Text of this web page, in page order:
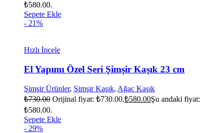
₺580.00.
Sepete Ekle
- 21%
Hızlı İncele
El Yapımı Özel Seri Şimşir Kaşık 23 cm
Şimşir Ürünler, Şimşir Kaşık, Ağaç Kaşık
₺730.00 Orijinal fiyat: ₺730.00.₺580.00Şu andaki fiyat:
₺580.00.
Sepete Ekle
- 29%